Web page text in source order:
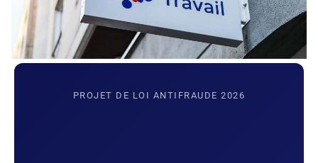
PROJET DE LOI ANTIFRAUDE 2026